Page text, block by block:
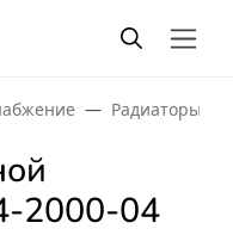
Радиаторы
2000-04